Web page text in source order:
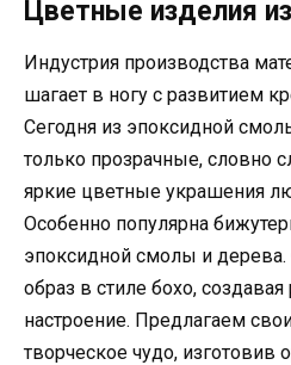
Цветные изделия
Индустрия производства
шагает в ногу с развитием
Сегодня из эпоксидной
только прозрачные, словно
яркие цветные украшения
Особенно популярна
эпоксидной смолы и дерева.
образ в стиле бохо,
настроение. Предлагаем
творческое чудо,